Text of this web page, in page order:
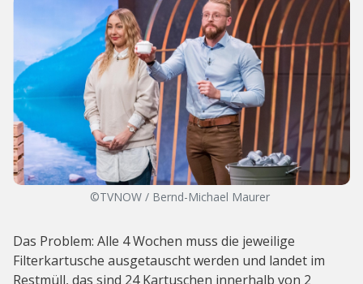
©TVNOW / Bernd-Michael Maurer
Das Problem: Alle 4 Wochen muss die jeweilige
Filterkartusche ausgetauscht werden und landet im
Restmüll, das sind 24 Kartuschen innerhalb von 2